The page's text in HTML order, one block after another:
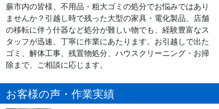
蕨市内の皆様、不用品・粗大ゴミの処分でお悩みではあり
ませんか？引越し時で残った大型の家具・電化製品、店舗
の移転に伴う什器など処分が難しい物でも、経験豊富なス
タッフが迅速、丁寧に作業にあたります。お引越しで出た
ゴミ、解体工事、残置物処分、ハウスクリーニング・お掃
除まで、ご相談に応じます。
お客様の声・作業実績